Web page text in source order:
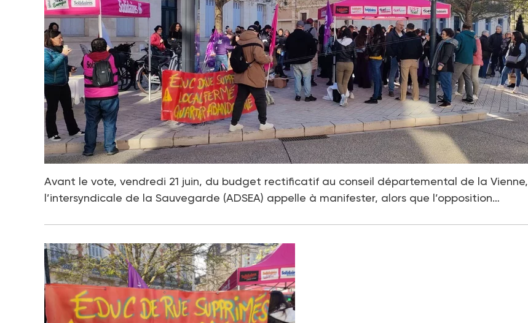
Avant le vote, vendredi 21 juin, du budget rectificatif au conseil départemental de la Vienne,
l’intersyndicale de la Sauvegarde (ADSEA) appelle à manifester, alors que l’opposition…